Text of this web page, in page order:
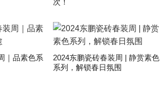
次！
｜品素色系
2024东鹏瓷砖春装周 | 静赏素色
系列，解锁春日氛围